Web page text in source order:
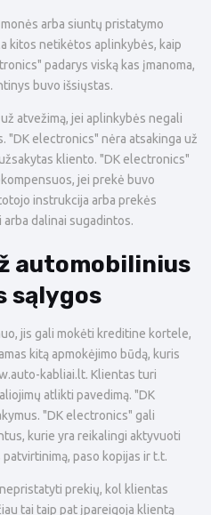
arba siuntų pristatymo
kitos netikėtos aplinkybės, kaip
padarys viską kas įmanoma,
buvo išsiųstas.
atvežimą, jei aplinkybės negali
"DK electronics" nėra atsakinga už
kliento. "DK electronics"
jei prekė buvo
instrukcija arba prekės
dalinai sugadintos.
automobilinius
sąlygos
jis gali mokėti kreditine kortele,
kitą apmokėjimo būdą, kuris
auto-kabliai.lt. Klientas turi
atlikti pavedimą. "DK
"DK electronics" gali
kurie yra reikalingi aktyvuoti
paso kopijas ir t.t.
prekių, kol klientas
tai taip pat įpareigoja klientą